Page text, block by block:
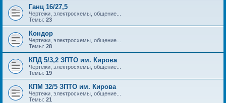
Ганц 16/27,5
Чертежи, электросхемы, общение...
Темы: 23
Кондор
Чертежи, электросхемы, общение...
Темы: 28
КПД 5/3,2 ЗПТО им. Кирова
Чертежи, электросхемы, общение...
Темы: 19
КПМ 32/5 ЗПТО им. Кирова
Чертежи, электросхемы, общение...
Темы: 21